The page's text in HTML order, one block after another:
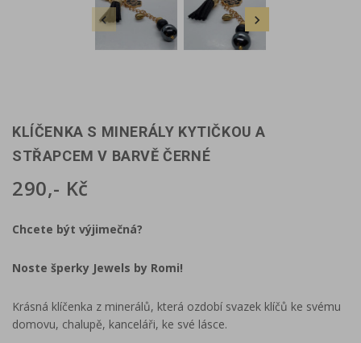
 
KLÍČENKA S MINERÁLY KYTIČKOU A
STŘAPCEM V BARVĚ ČERNÉ
290,- Kč
Chcete být výjimečná?
Noste šperky Jewels by Romi!
Krásná klíčenka z minerálů, která ozdobí svazek klíčů ke svému
domovu, chalupě, kanceláři, ke své lásce.